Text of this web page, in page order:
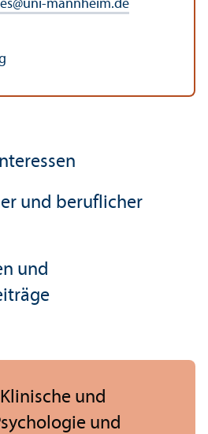
@uni-mannheim.de
und beruflicher
und
und
und